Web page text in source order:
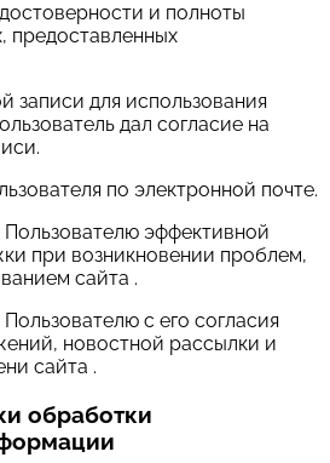
и полноты
предоставленных
записи для использования
дал согласие на
по электронной почте.
Пользователю эффективной
при возникновении проблем,
сайта .
с его согласия
новостной рассылки и
сайта .
обработки